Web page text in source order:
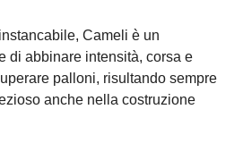
Cameli è un
di abbinare intensità, corsa e
palloni, risultando sempre
anche nella costruzione